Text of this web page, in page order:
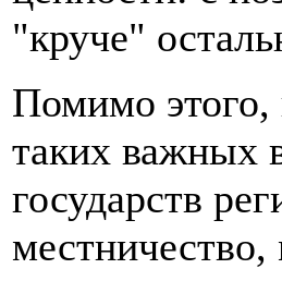
"круче"
Помимо этого,
таких важных
государств